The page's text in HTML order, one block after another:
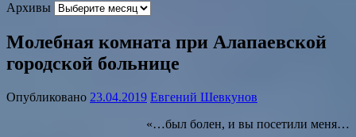
Архивы
Молебная комната при Алапаевской
городской больнице
Опубликовано 23.04.2019 Евгений Шевкунов
«…был болен, и вы посетили меня…